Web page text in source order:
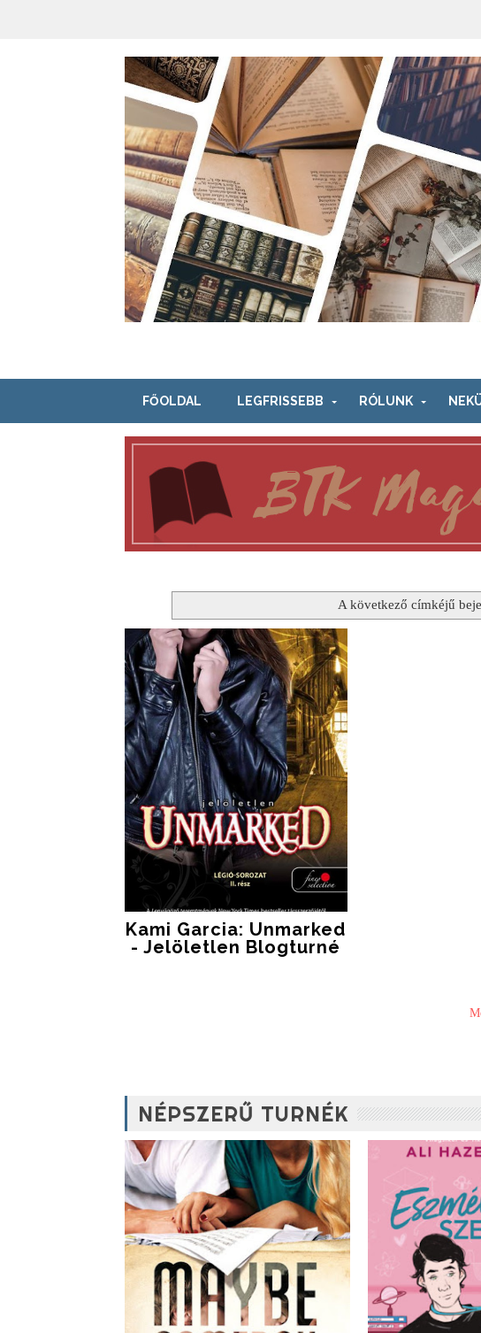
FŐOLDAL LEGFRISSEBB RÓLUNK
A következő címkéjű
Kami Garcia: Unmarked
- Jelöletlen Blogturné
NÉPSZERŰ TURNÉK